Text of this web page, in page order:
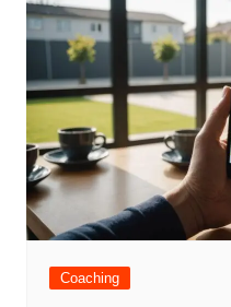
Coaching